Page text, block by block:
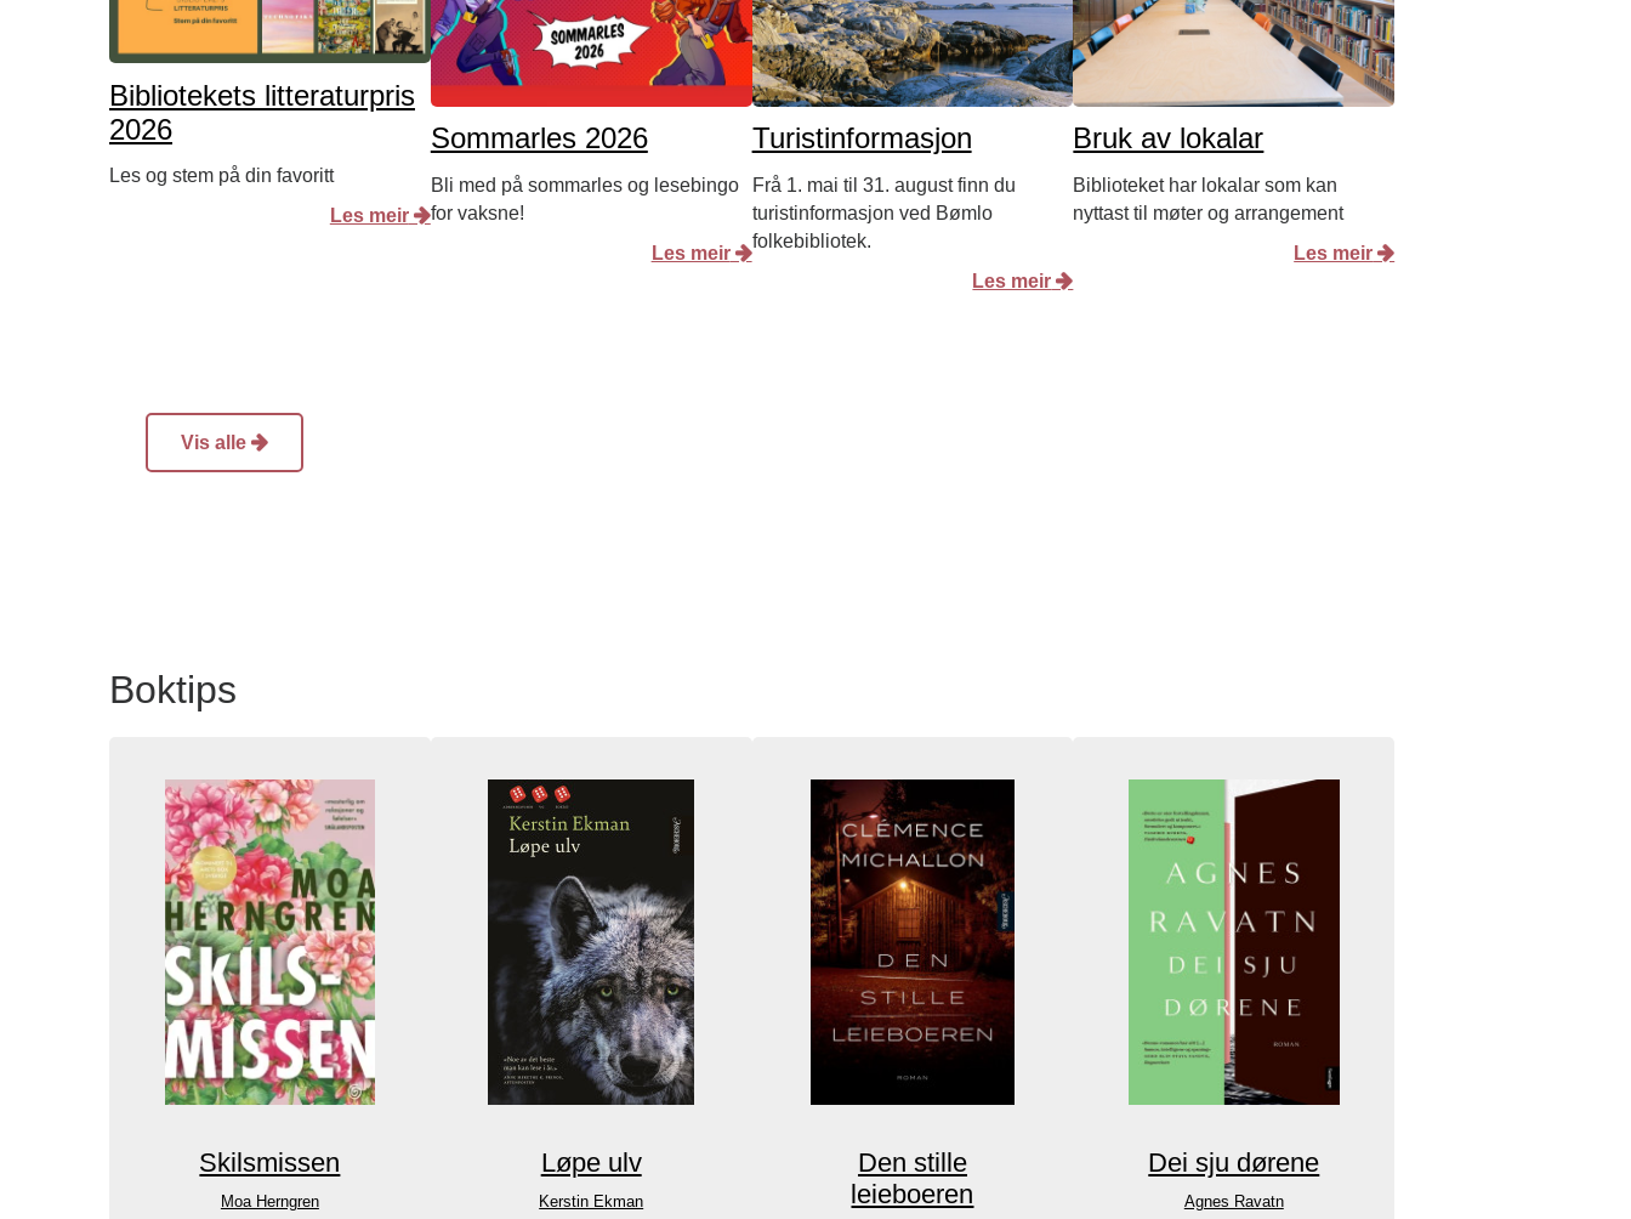
Bibliotekets litteraturpris
2026
Les og stem på din favoritt
Les meir
Sommarles 2026
Bli med på sommarles og lesebingo
for vaksne!
Les meir
Turistinformasjon
Frå 1. mai til 31. august finn du
turistinformasjon ved Bømlo
folkebibliotek.
Les meir
Bruk av lokalar
Biblioteket har lokalar som kan
nyttast til møter og arrangement
Les meir
Vis alle
Boktips
Skilsmissen
Moa Herngren
Løpe ulv
Kerstin Ekman
Den stille
leieboeren
Dei sju dørene
Agnes Ravatn